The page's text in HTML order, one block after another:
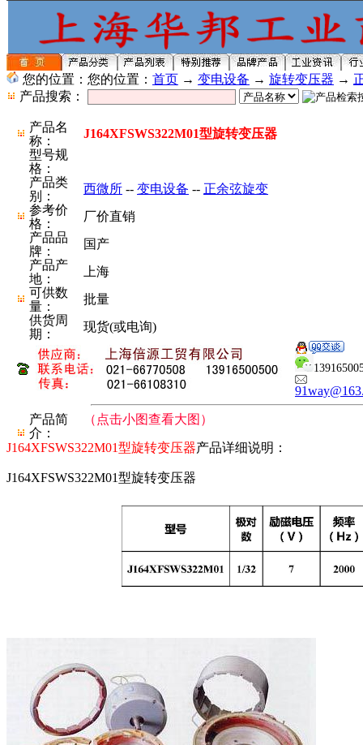
您的位置：您的位置： 首页 → 变电设备 → 旋转变压器 →
产品搜索：
产品名
称：
J164XFSWS322M01型旋转变压器
型号规
格：
产品类
别：
西微所 -- 变电设备 -- 正余弦旋变
参考价
格：
厂价直销
产品品
牌：
国产
产品产
地：
上海
可供数
量：
批量
供货周
期：
现货(或电询)
产品简
介：
（点击小图查看大图）
J164XFSWS322M01型旋转变压器产品详细说明：
J164XFSWS322M01型旋转变压器